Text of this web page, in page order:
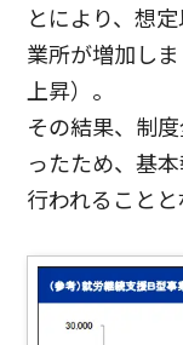
とにより、想
業所が増加し
上昇）。
その結果、制
ったため、基
行われることと